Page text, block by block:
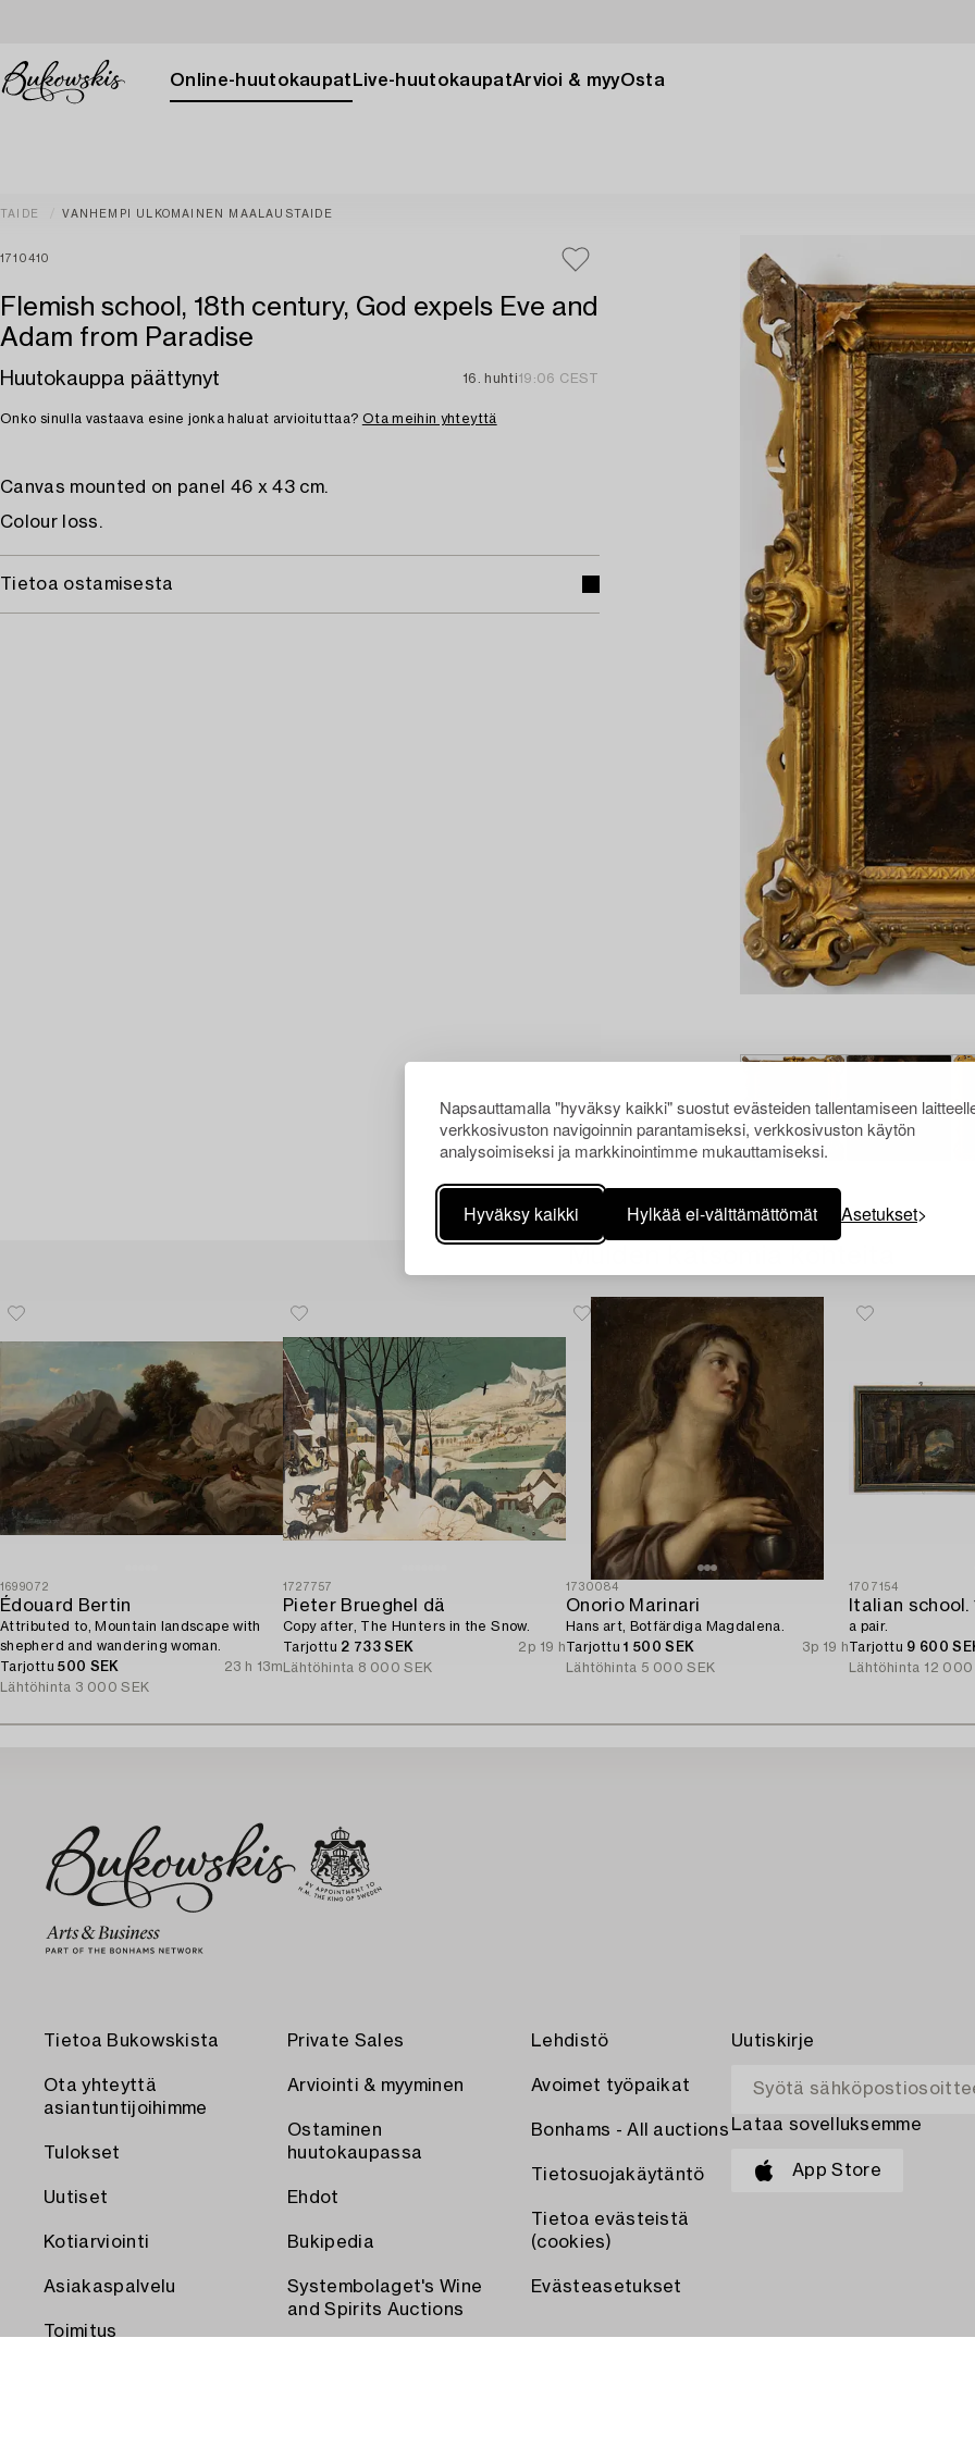
Napsauttamalla "hyväksy kaikki" suostut evästeiden tallentamiseen
verkkosivuston navigoinnin parantamiseksi, verkkosivuston käytön
analysoimiseksi ja markkinointimme mukauttamiseksi.
Hyväksy kaikki Hylkää ei-välttämättömät Asetukset
Online-huutokaupat Live-huutokaupatArvioi & myyOsta
TAIDE VANHEMPI ULKOMAINEN MAALAUSTAIDE
1710410
Flemish school, 18th century, God expels Eve and
Adam from Paradise
Huutokauppa päättynyt 16. huhti19:06 CEST
Onko sinulla vastaava esine jonka haluat arvioituttaa? Ota meihin yhteyttä
Canvas mounted on panel 46 x 43 cm.
Colour loss.
Tietoa ostamisesta
1699072
Édouard Bertin
Attributed to, Mountain landscape with
shepherd and wandering woman.
Tarjottu500 SEK
23 h 13m
Lähtöhinta 3 000 SEK
1727757
Pieter Brueghel dä
Copy after, The Hunters in the Snow.
Tarjottu 2 733 SEK
2p 19 h
Lähtöhinta 8 000 SEK
1730084
Onorio Marinari
Hans art, Botfärdiga Magdalena.
Tarjottu1 500 SEK
3p 19 h
Lähtöhinta 5 000 SEK
1707154
a pair.
Tarjottu 9 600
Lähtöhinta 12 000
Tietoa Bukowskista
Ota yhteyttä
asiantuntijoihimme
Tulokset
Uutiset
Kotiarviointi
Asiakaspalvelu
Toimitus
Private Sales
Arviointi & myyminen
Ostaminen
huutokaupassa
Ehdot
Bukipedia
Systembolaget's Wine
and Spirits Auctions
Lehdistö
Avoimet työpaikat
Bonhams - All auctions
Tietosuojakäytäntö
Tietoa evästeistä
(cookies)
Evästeasetukset
Uutiskirje
Lataa sovelluksemme
App Store